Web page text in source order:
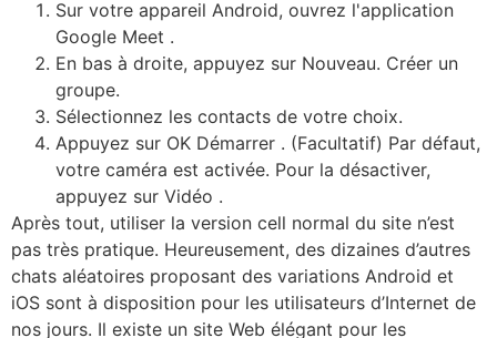
Sur votre appareil Android, ouvrez l'application
Google Meet .
En bas à droite, appuyez sur Nouveau. Créer un
groupe.
Sélectionnez les contacts de votre choix.
Appuyez sur OK Démarrer . (Facultatif) Par défaut,
votre caméra est activée. Pour la désactiver,
appuyez sur Vidéo .
Après tout, utiliser la version cell normal du site n’est
pas très pratique. Heureusement, des dizaines d’autres
chats aléatoires proposant des variations Android et
iOS sont à disposition pour les utilisateurs d’Internet de
nos jours. Il existe un site Web élégant pour les